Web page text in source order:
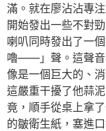
滿。就在廖沾沾專
開始發出一些不對
喇叭同時發出了一
嚕——」聲。這聲音
像是一個巨大的、
這嚴重干擾了他蒜
竟，順手從桌上拿
的皺衛生紙，塞進